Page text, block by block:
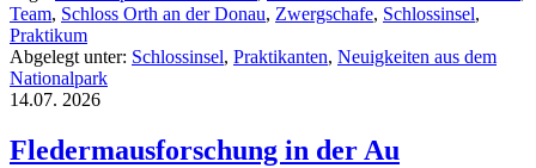
Team, Schloss Orth an der Donau, Zwergschafe, Schlossinsel,
Praktikum
Abgelegt unter: Schlossinsel, Praktikanten, Neuigkeiten aus dem
Nationalpark
14.07. 2026
Fledermausforschung in der Au